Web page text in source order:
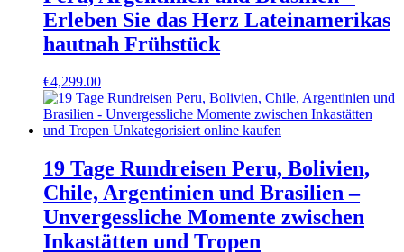
Erleben Sie das Herz Lateinamerikas
hautnah Frühstück
€4,299.00
19 Tage Rundreisen Peru, Bolivien,
Chile, Argentinien und Brasilien –
Unvergessliche Momente zwischen
Inkastätten und Tropen